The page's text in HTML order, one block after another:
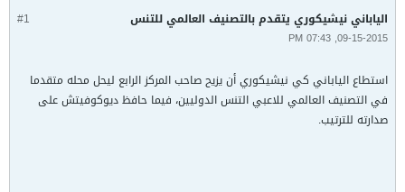
#1 الياباني نيشيكوري يتقدم بالتصنيف العالمي للتنس
09-15-2015, 07:43 PM
استطاع الياباني كي نيشيكوري أن يزيح صاحب المركز الرابع ليحل محله متقدما
في التصنيف العالمي للاعبي التنس الدوليين، فيما حافظ ديوكوفيتش على
صدارته للترتيب.